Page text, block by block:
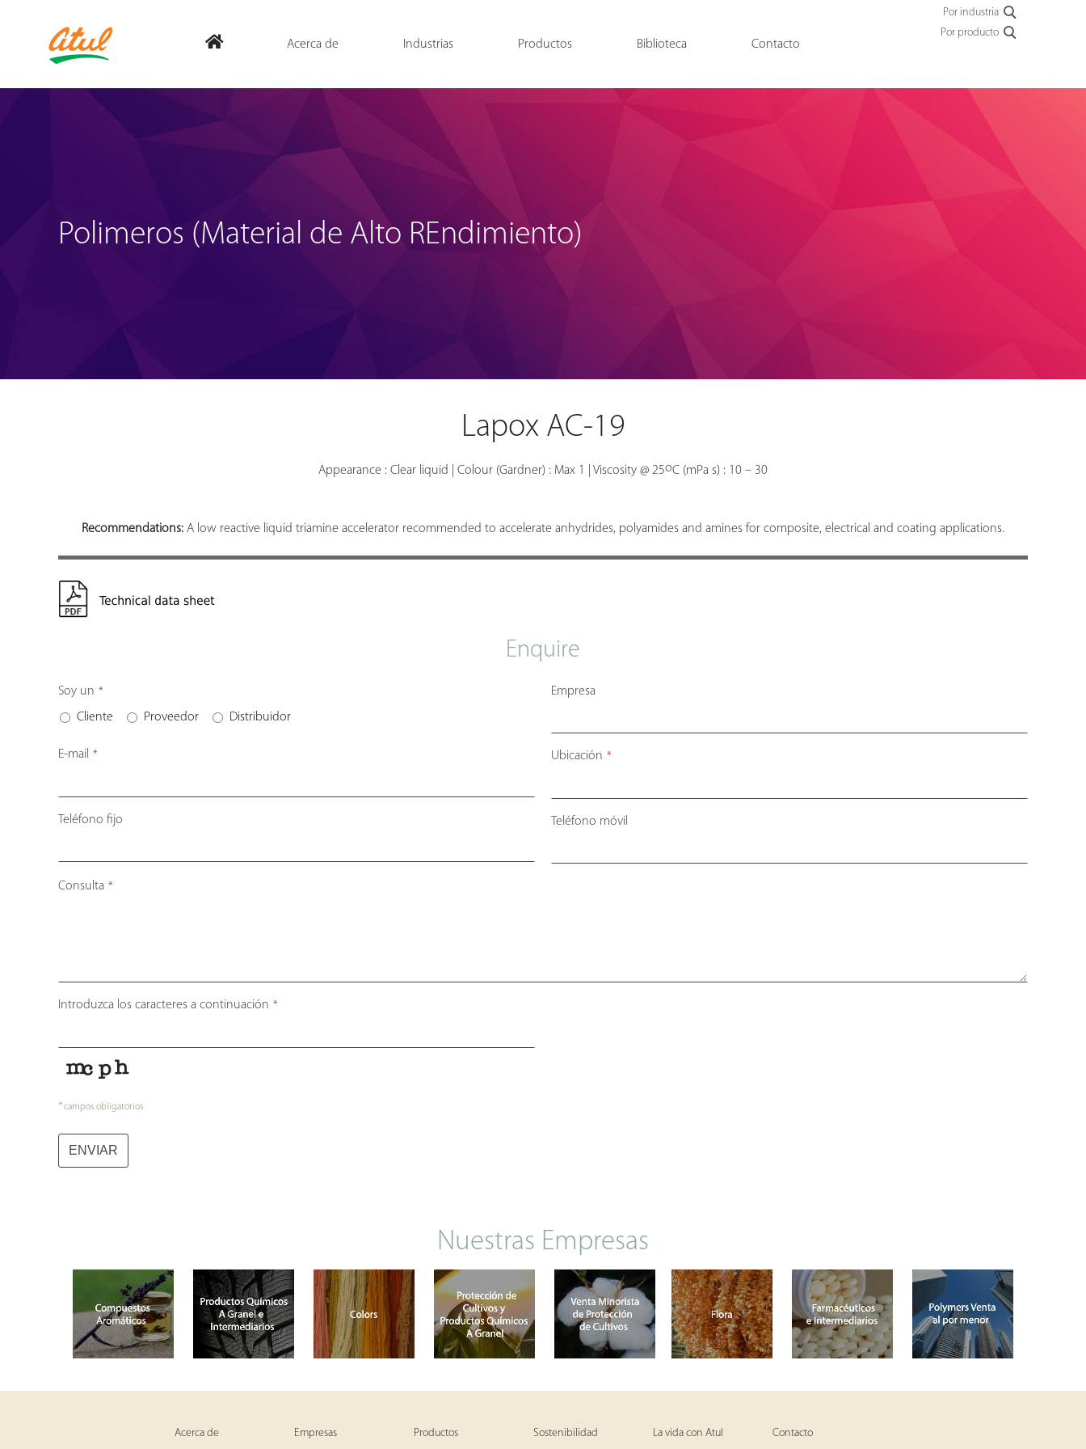
Acerca de Industrias Productos Biblioteca Contacto
Por industria
Por producto
Polimeros (Material de Alto REndimiento)
Lapox AC-19
Appearance : Clear liquid | Colour (Gardner) : Max 1 | Viscosity @ 25oC (mPa s) : 10 – 30
Recommendations: A low reactive liquid triamine accelerator recommended to accelerate anhydrides, polyamides and amines for composite, electrical and coating applications.
Enquire
Soy un *
Cliente Proveedor Distribuidor
E-mail *
Teléfono fijo
Empresa
Ubicación *
Teléfono móvil
Consulta *
Company
Introduzca los caracteres a continuación *
*campos obligatorios
ENVIAR
Nuestras Empresas
Acerca de Empresas Productos Sostenibilidad La vida con Atul Contacto